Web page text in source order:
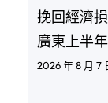
挽回經濟
廣東上半
2026 年 8 月 7